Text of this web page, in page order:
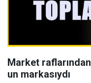
Market
un markasıydı